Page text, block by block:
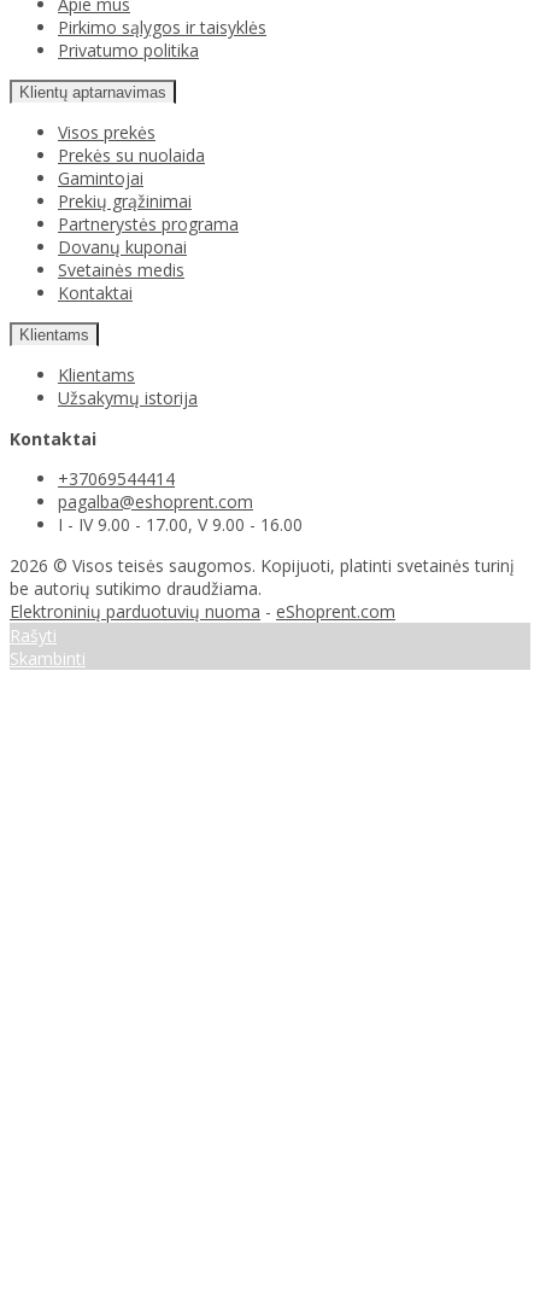
Pirkimo sąlygos ir taisyklės
Privatumo politika
Klientų aptarnavimas
Visos prekės
Prekės su nuolaida
Gamintojai
Prekių grąžinimai
Partnerystės programa
Dovanų kuponai
Svetainės medis
Kontaktai
Klientams
Klientams
Užsakymų istorija
Kontaktai
+37069544414
pagalba@eshoprent.com
I - IV 9.00 - 17.00, V 9.00 - 16.00
2026 © Visos teisės saugomos. Kopijuoti, platinti svetainės turinį
be autorių sutikimo draudžiama.
Elektroninių parduotuvių nuoma - eShoprent.com
Rašyti
Skambinti